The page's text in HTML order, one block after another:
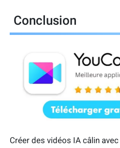
Conclusion
Créer des vidéos IA câlin avec